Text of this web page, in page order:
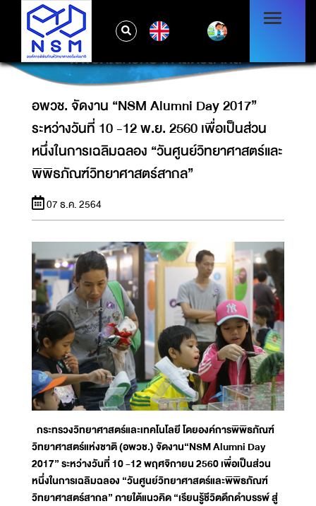
อพวช. จัดงาน “NSM ALUMNI DAY 2017”
ระหว่างวันที่ 10 -12 พ.ย. 2560 เพื่อเป็นส่วนหนึ่ง
ในการเฉลิมฉลอง “วันศูนย์วิทยาศาสตร์และ
พิพิธภัณฑ์วิทยาศาสตร์สากล”
อพวช. จัดงาน “NSM Alumni Day 2017”
ระหว่างวันที่ 10 -12 พ.ย. 2560 เพื่อเป็นส่วน
หนึ่งในการเฉลิมฉลอง “วันศูนย์วิทยาศาสตร์และ
พิพิธภัณฑ์วิทยาศาสตร์สากล”
07 ธ.ค. 2564
กระทรวงวิทยาศาสตร์และเทคโนโลยี โดยองค์การพิพิธภัณฑ์
วิทยาศาสตร์แห่งชาติ (อพวช.) จัดงาน“NSM Alumni Day
2017” ระหว่างวันที่ 10 -12 พฤศจิกายน 2560 เพื่อเป็นส่วน
หนึ่งในการเฉลิมฉลอง “วันศูนย์วิทยาศาสตร์และพิพิธภัณฑ์
วิทยาศาสตร์สากล” ภายใต้แนวคิด “เรียนรู้ชีวิตดึกดำบรรพ์ สู่